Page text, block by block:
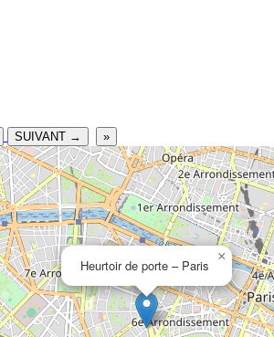
SUIVANT → »
Heurtoir de porte – Paris
×